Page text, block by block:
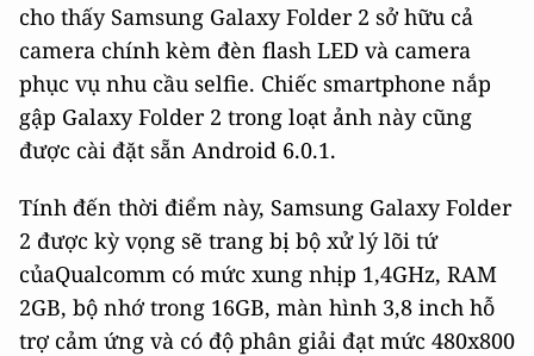
cho thấy Samsung Galaxy Folder 2 sở hữu cả
camera chính kèm đèn flash LED và camera
phục vụ nhu cầu selfie. Chiếc smartphone nắp
gập Galaxy Folder 2 trong loạt ảnh này cũng
được cài đặt sẵn Android 6.0.1.
Tính đến thời điểm này, Samsung Galaxy Folder
2 được kỳ vọng sẽ trang bị bộ xử lý lõi tứ
củaQualcomm có mức xung nhịp 1,4GHz, RAM
2GB, bộ nhớ trong 16GB, màn hình 3,8 inch hỗ
trợ cảm ứng và có độ phân giải đạt mức 480x800